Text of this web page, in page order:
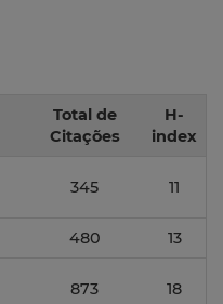
Total de
Citações
H-
index
345 11
480 13
873 18